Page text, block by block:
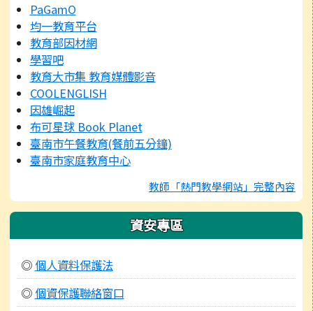
PaGamO
均一教育平台
教育部因材網
學習吧
教育大市集 教育媒體影音
COOLENGLISH
因雄崛起
布可星球 Book Planet
臺南市午餐教育(餐前五分鐘)
臺南市家庭教育中心
教師「熱門教學網站」完整內容
資安專區
◎個人資料保護法
◎個資保護聯絡窗口